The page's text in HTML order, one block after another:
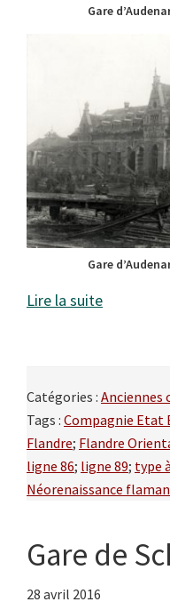
Gare
Gare
Lire la suite
Catégories : Anciennes
Tags : Compagnie Etat
Flandre; Flandre
ligne 86; ligne 89; type
Néorenaissance
Gare de
28 avril 2016